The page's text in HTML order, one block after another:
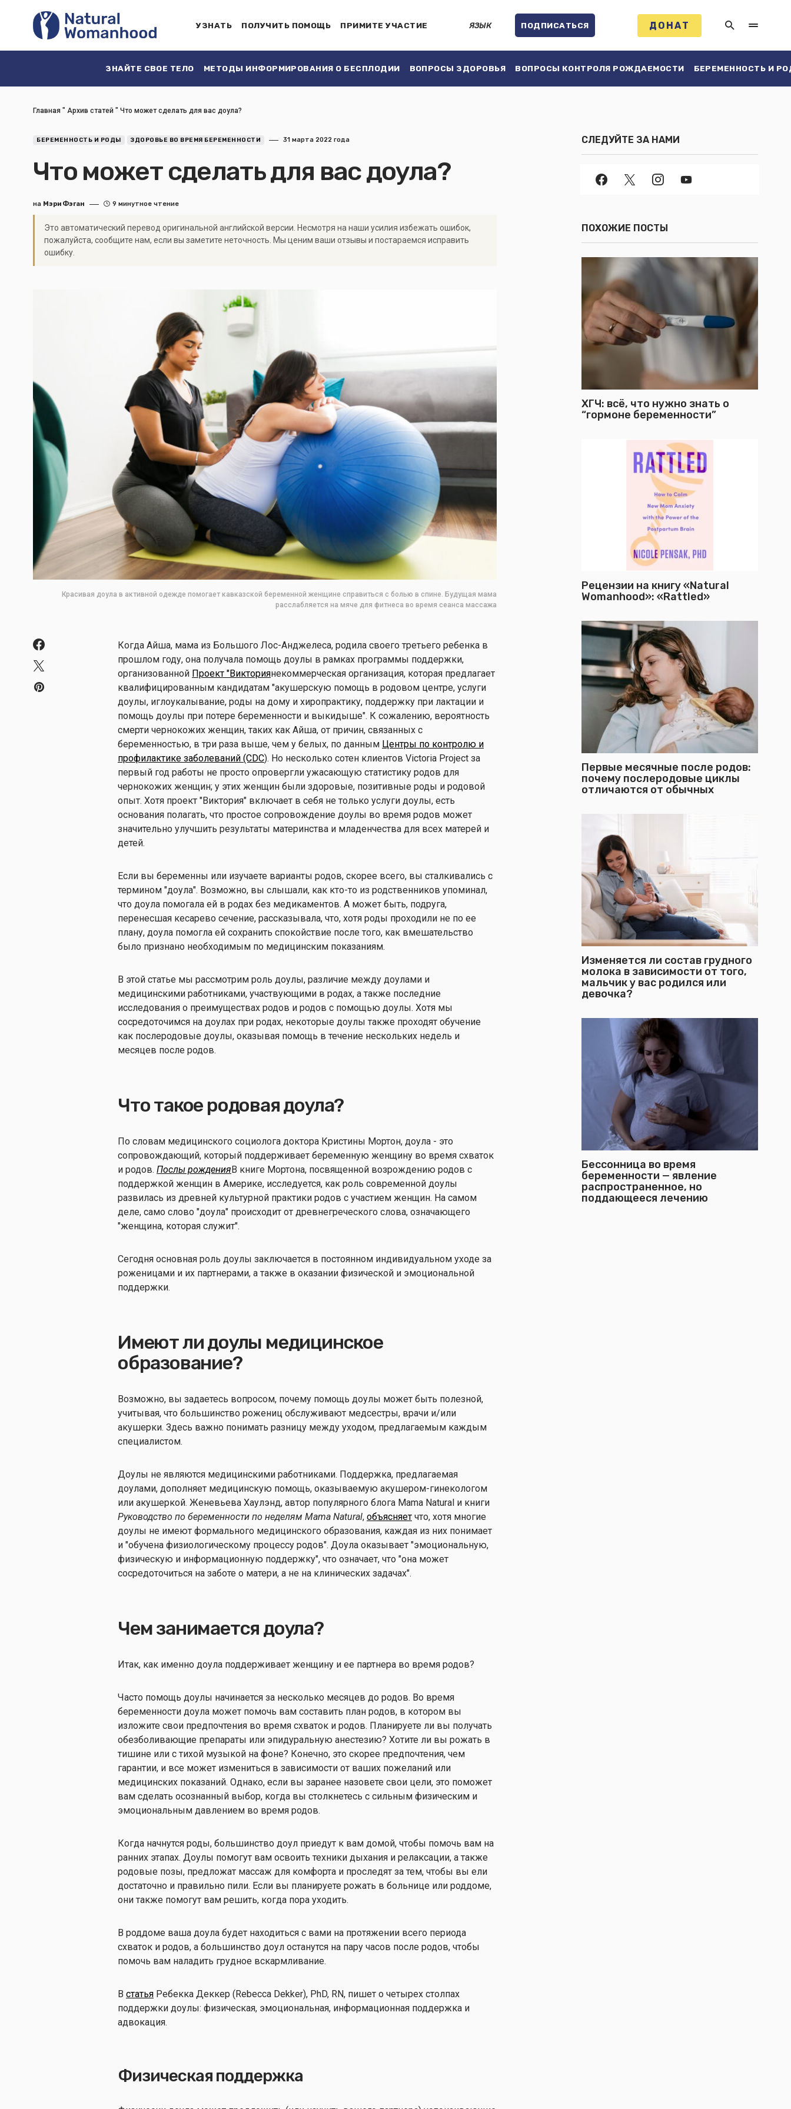
УЗНАТЬ ПОЛУЧИТЬ ПОМОЩЬ ПРИМИТЕ УЧАСТИЕ ЯЗЫК ПОДПИСАТЬСЯ ДОНАТ
ЗНАЙТЕ СВОЕ ТЕЛО МЕТОДЫ ИНФОРМИРОВАНИЯ О БЕСПЛОДИИ ВОПРОСЫ ЗДОРОВЬЯ ВОПРОСЫ КОНТРОЛЯ РОЖДАЕМОСТИ БЕРЕМЕННОСТЬ И
Главная " Архив статей " Что может сделать для вас доула?
БЕРЕМЕННОСТЬ И РОДЫ ЗДОРОВЬЕ ВО ВРЕМЯ БЕРЕМЕННОСТИ 31 марта 2022 года
Что может сделать для вас доула?
на Мэри Фэган 9 минутное чтение
Это автоматический перевод оригинальной английской версии. Несмотря на наши усилия избежать ошибок,
пожалуйста, сообщите нам, если вы заметите неточность. Мы ценим ваши отзывы и постараемся исправить
ошибку.
Красивая доула в активной одежде помогает кавказской беременной женщине справиться с болью в спине. Будущая мама
расслабляется на мяче для фитнеса во время сеанса массажа
Когда Айша, мама из Большого Лос-Анджелеса, родила своего третьего ребенка в
прошлом году, она получала помощь доулы в рамках программы поддержки,
организованной Проект "Викториянекоммерческая организация, которая предлагает
квалифицированным кандидатам "акушерскую помощь в родовом центре, услуги
доулы, иглоукалывание, роды на дому и хиропрактику, поддержку при лактации и
помощь доулы при потере беременности и выкидыше". К сожалению, вероятность
смерти чернокожих женщин, таких как Айша, от причин, связанных с
беременностью, в три раза выше, чем у белых, по данным Центры по контролю и
профилактике заболеваний (CDC). Но несколько сотен клиентов Victoria Project за
первый год работы не просто опровергли ужасающую статистику родов для
чернокожих женщин; у этих женщин были здоровые, позитивные роды и родовой
опыт. Хотя проект "Виктория" включает в себя не только услуги доулы, есть
основания полагать, что простое сопровождение доулы во время родов может
значительно улучшить результаты материнства и младенчества для всех матерей и
детей.
Если вы беременны или изучаете варианты родов, скорее всего, вы сталкивались с
термином "доула". Возможно, вы слышали, как кто-то из родственников упоминал,
что доула помогала ей в родах без медикаментов. А может быть, подруга,
перенесшая кесарево сечение, рассказывала, что, хотя роды проходили не по ее
плану, доула помогла ей сохранить спокойствие после того, как вмешательство
было признано необходимым по медицинским показаниям.
В этой статье мы рассмотрим роль доулы, различие между доулами и
медицинскими работниками, участвующими в родах, а также последние
исследования о преимуществах родов и родов с помощью доулы. Хотя мы
сосредоточимся на доулах при родах, некоторые доулы также проходят обучение
как послеродовые доулы, оказывая помощь в течение нескольких недель и
месяцев после родов.
Что такое родовая доула?
По словам медицинского социолога доктора Кристины Мортон, доула - это
сопровождающий, который поддерживает беременную женщину во время схваток
и родов. Послы рожденияВ книге Мортона, посвященной возрождению родов с
поддержкой женщин в Америке, исследуется, как роль современной доулы
развилась из древней культурной практики родов с участием женщин. На самом
деле, само слово "доула" происходит от древнегреческого слова, означающего
"женщина, которая служит".
Сегодня основная роль доулы заключается в постоянном индивидуальном уходе за
роженицами и их партнерами, а также в оказании физической и эмоциональной
поддержки.
Имеют ли доулы медицинское
образование?
Возможно, вы задаетесь вопросом, почему помощь доулы может быть полезной,
учитывая, что большинство рожениц обслуживают медсестры, врачи и/или
акушерки. Здесь важно понимать разницу между уходом, предлагаемым каждым
специалистом.
Доулы не являются медицинскими работниками. Поддержка, предлагаемая
доулами, дополняет медицинскую помощь, оказываемую акушером-гинекологом
или акушеркой. Женевьева Хаулэнд, автор популярного блога Mama Natural и книги
Руководство по беременности по неделям Mama Natural, объясняет что, хотя многие
доулы не имеют формального медицинского образования, каждая из них понимает
и "обучена физиологическому процессу родов". Доула оказывает "эмоциональную,
физическую и информационную поддержку", что означает, что "она может
сосредоточиться на заботе о матери, а не на клинических задачах".
Чем занимается доула?
Итак, как именно доула поддерживает женщину и ее партнера во время родов?
Часто помощь доулы начинается за несколько месяцев до родов. Во время
беременности доула может помочь вам составить план родов, в котором вы
изложите свои предпочтения во время схваток и родов. Планируете ли вы получать
обезболивающие препараты или эпидуральную анестезию? Хотите ли вы рожать в
тишине или с тихой музыкой на фоне? Конечно, это скорее предпочтения, чем
гарантии, и все может измениться в зависимости от ваших пожеланий или
медицинских показаний. Однако, если вы заранее назовете свои цели, это поможет
вам сделать осознанный выбор, когда вы столкнетесь с сильным физическим и
эмоциональным давлением во время родов.
Когда начнутся роды, большинство доул приедут к вам домой, чтобы помочь вам на
ранних этапах. Доулы помогут вам освоить техники дыхания и релаксации, а также
родовые позы, предложат массаж для комфорта и проследят за тем, чтобы вы ели
достаточно и правильно пили. Если вы планируете рожать в больнице или роддоме,
они также помогут вам решить, когда пора уходить.
В роддоме ваша доула будет находиться с вами на протяжении всего периода
схваток и родов, а большинство доул останутся на пару часов после родов, чтобы
помочь вам наладить грудное вскармливание.
В статья Ребекка Деккер (Rebecca Dekker), PhD, RN, пишет о четырех столпах
поддержки доулы: физическая, эмоциональная, информационная поддержка и
адвокация.
Физическая поддержка
СЛЕДУЙТЕ ЗА НАМИ
ПОХОЖИЕ ПОСТЫ
ХГЧ: всё, что нужно знать о
“гормоне беременности”
Рецензии на книгу «Natural
Womanhood»: «Rattled»
Первые месячные после родов:
почему послеродовые циклы
отличаются от обычных
Изменяется ли состав грудного
молока в зависимости от того,
мальчик у вас родился или
девочка?
Бессонница во время
беременности — явление
распространенное, но
поддающееся лечению